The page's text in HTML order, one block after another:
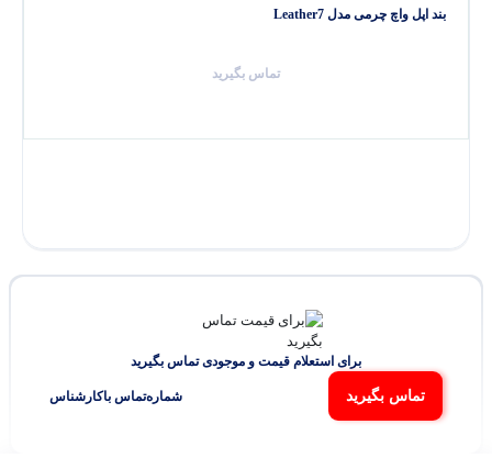
بند اپل واچ چرمی مدل Leather7
تماس بگیرید
برای استعلام قیمت و موجودی تماس بگیرید
تماس بگیرید شماره‌تماس‌ با‌کارشناس